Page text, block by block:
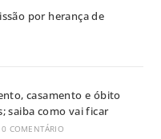
por herança de
casamento e óbito
saiba como vai ficar
0 COMENTÁRIO